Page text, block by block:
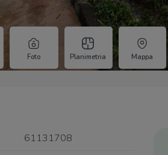
Foto Planimetria Mappa
61131708